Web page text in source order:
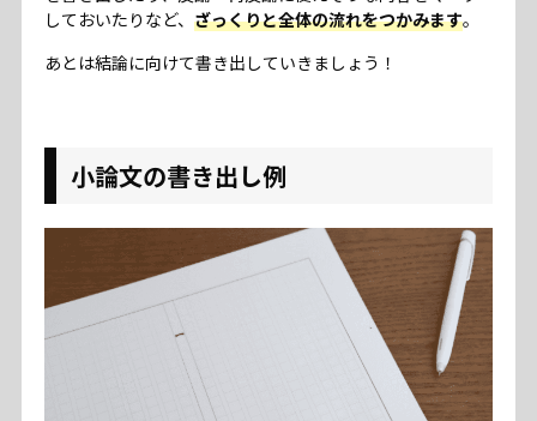
しておいたりなど、 ざっくりと全体の流れをつかみます。
あとは結論に向けて書き出していきましょう！
小論文の書き出し例